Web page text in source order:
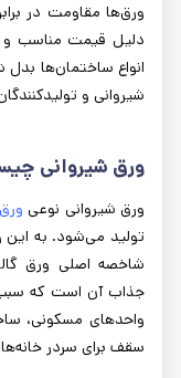
ورق‌ها مقاومت در
دلیل قیمت مناسب و
انواع ساختمان‌ها بدل
شیروانی و
ورق شیروانی
ورق شیروانی نوعی
تولید می‌شود. به
شاخصه اصلی ورق
جذاب آن است که سبب
واحدهای مسکونی،
سقف برای سردر